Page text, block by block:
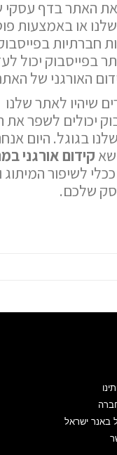
האתר בדף עסקי
או באמצעות
חברתיות
בפייסבוק יכול
האורגני של
שיהיו לאתר שלנו
יכולים לשפר את
בגוגל. היום
קידום אורגני
ככלי לשיפור המיתוג
שלכם.
באנר ישראל